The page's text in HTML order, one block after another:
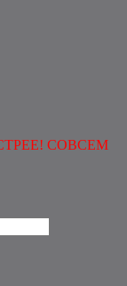
СОВСЕМ